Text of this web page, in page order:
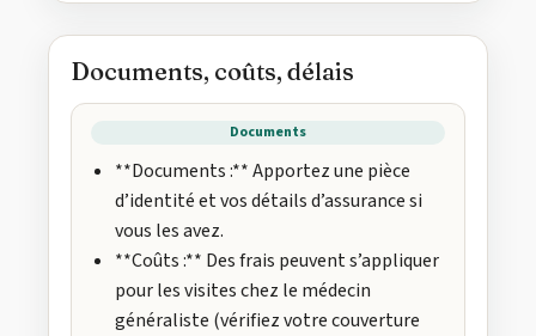
Documents, coûts, délais
Documents
**Documents :** Apportez une pièce
d’identité et vos détails d’assurance si
vous les avez.
**Coûts :** Des frais peuvent s’appliquer
pour les visites chez le médecin
généraliste (vérifiez votre couverture